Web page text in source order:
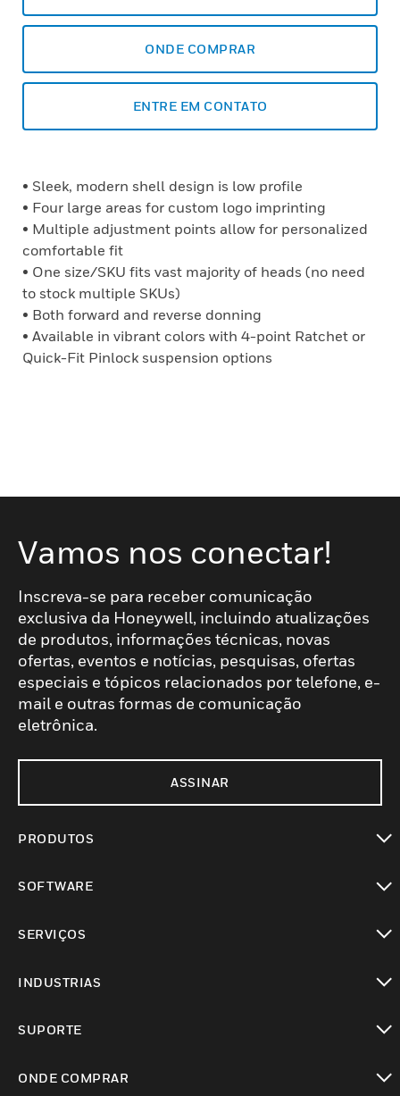
ONDE COMPRAR
ENTRE EM CONTATO
• Sleek, modern shell design is low profile
• Four large areas for custom logo imprinting
• Multiple adjustment points allow for personalized
comfortable fit
• One size/SKU fits vast majority of heads (no need
to stock multiple SKUs)
• Both forward and reverse donning
• Available in vibrant colors with 4-point Ratchet or
Quick-Fit Pinlock suspension options
Vamos nos conectar!
Inscreva-se para receber comunicação
exclusiva da Honeywell, incluindo atualizações
de produtos, informações técnicas, novas
ofertas, eventos e notícias, pesquisas, ofertas
especiais e tópicos relacionados por telefone, e-
mail e outras formas de comunicação
eletrônica.
ASSINAR
PRODUTOS
SOFTWARE
SERVIÇOS
INDUSTRIAS
SUPORTE
ONDE COMPRAR